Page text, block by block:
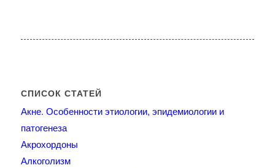
СПИСОК СТАТЕЙ
Акне. Особенности этиологии, эпидемиологии и
патогенеза
Акрохордоны
Алкоголизм